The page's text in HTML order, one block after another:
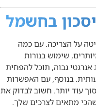
בחשמל
על הצריכה. עם כמה
שימוש בנורות
אנרגטי גבוה, תוכל להפחית
בנוסף, עם האפשרות
עוד יותר. חשוב לבדוק את
מתאים לצרכים שלך.